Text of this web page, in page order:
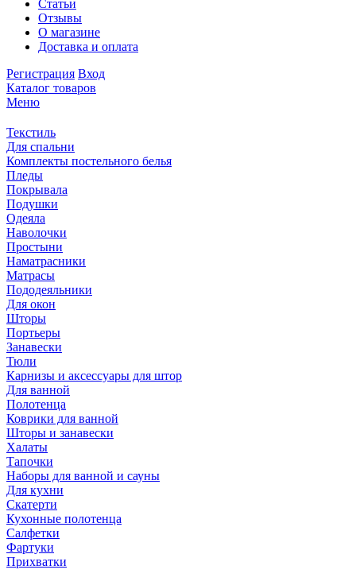
Статьи
Отзывы
О магазине
Доставка и оплата
Регистрация Вход
Каталог товаров
Меню
Текстиль
Для спальни
Комплекты постельного белья
Пледы
Покрывала
Подушки
Одеяла
Наволочки
Простыни
Наматрасники
Матрасы
Пододеяльники
Для окон
Шторы
Портьеры
Занавески
Тюли
Карнизы и аксессуары для штор
Для ванной
Полотенца
Коврики для ванной
Шторы и занавески
Халаты
Тапочки
Наборы для ванной и сауны
Для кухни
Скатерти
Кухонные полотенца
Салфетки
Фартуки
Прихватки